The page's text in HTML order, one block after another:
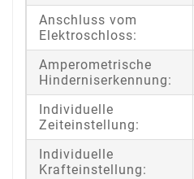
Anschluss vom
Elektroschloss:
Amperometrische
Hinderniserkennung:
Individuelle
Zeiteinstellung:
Individuelle
Krafteinstellung: